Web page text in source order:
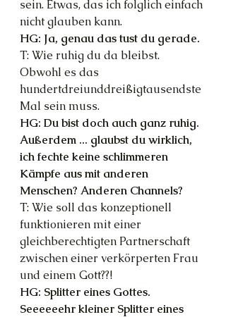
sein. Etwas, das ich folglich einfach
nicht glauben kann.
HG: Ja, genau das tust du gerade.
T: Wie ruhig du da bleibst.
Obwohl es das
hundertdreiunddreißigtausendste
Mal sein muss.
HG: Du bist doch auch ganz ruhig.
Außerdem ... glaubst du wirklich,
ich fechte keine schlimmeren
Kämpfe aus mit anderen
Menschen? Anderen Channels?
T: Wie soll das konzeptionell
funktionieren mit einer
gleichberechtigten Partnerschaft
zwischen einer verkörperten Frau
und einem Gott??!
HG: Splitter eines Gottes.
Seeeeeehr kleiner Splitter eines